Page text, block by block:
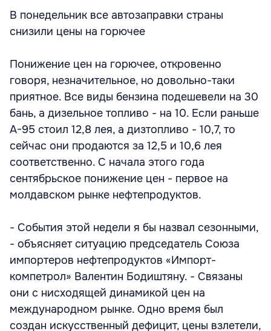
В понедельник все автозаправки страны
снизили цены на горючее
Понижение цен на горючее, откровенно
говоря, незначительное, но довольно-таки
приятное. Все виды бензина подешевели на 30
бань, а дизельное топливо - на 10. Если раньше
А-95 стоил 12,8 лея, а дизтопливо - 10,7, то
сейчас они продаются за 12,5 и 10,6 лея
соответственно. С начала этого года
сентябрьское понижение цен - первое на
молдавском рынке нефтепродуктов.
- События этой недели я бы назвал сезонными,
- объясняет ситуацию председатель Союза
импортеров нефтепродуктов «Импорт-
компетрол» Валентин Бодиштяну. - Связаны
они с нисходящей динамикой цен на
международном рынке. Одно время был
создан искусственный дефицит, цены взлетели,